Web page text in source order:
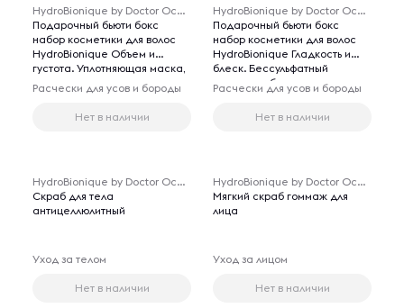
HydroBionique by Doctor Ocean
Подарочный бьюти бокс
набор косметики для волос
HydroBionique Объем и
густота. Уплотняющая маска,
шампунь против выпадения
Расчески для усов и бороды
Нет в наличии
HydroBionique by Doctor Ocean
Подарочный бьюти бокс
набор косметики для волос
HydroBionique Гладкость и
блеск. Бессульфатный
шампунь и бальзам-маска для
Расчески для усов и бороды
Нет в наличии
HydroBionique by Doctor Ocean
Скраб для тела
антицеллюлитный
Уход за телом
Нет в наличии
HydroBionique by Doctor Ocean
Мягкий скраб гоммаж для
лица
Уход за лицом
Нет в наличии